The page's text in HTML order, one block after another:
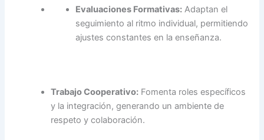
Evaluaciones Formativas: Adaptan el
seguimiento al ritmo individual, permitiendo
ajustes constantes en la enseñanza.
Trabajo Cooperativo: Fomenta roles específicos
y la integración, generando un ambiente de
respeto y colaboración.